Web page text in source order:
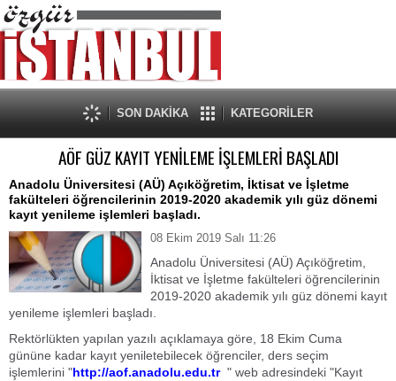
SON DAKİKA KATEGORİLER
AÖF GÜZ KAYIT YENİLEME İŞLEMLERİ BAŞLADI
Anadolu Üniversitesi (AÜ) Açıköğretim, İktisat ve İşletme
fakülteleri öğrencilerinin 2019-2020 akademik yılı güz dönemi
kayıt yenileme işlemleri başladı.
08 Ekim 2019 Salı 11:26
Anadolu Üniversitesi (AÜ) Açıköğretim,
İktisat ve İşletme fakülteleri öğrencilerinin
2019-2020 akademik yılı güz dönemi kayıt
yenileme işlemleri başladı.
Rektörlükten yapılan yazılı açıklamaya göre, 18 Ekim Cuma
gününe kadar kayıt yeniletebilecek öğrenciler, ders seçim
işlemlerini "http://aof.anadolu.edu.tr " web adresindeki "Kayıt